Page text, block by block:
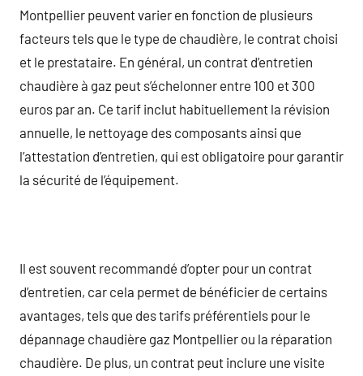
Montpellier peuvent varier en fonction de plusieurs
facteurs tels que le type de chaudière, le contrat choisi
et le prestataire. En général, un contrat d’entretien
chaudière à gaz peut s’échelonner entre 100 et 300
euros par an. Ce tarif inclut habituellement la révision
annuelle, le nettoyage des composants ainsi que
l’attestation d’entretien, qui est obligatoire pour garantir
la sécurité de l’équipement.
Il est souvent recommandé d’opter pour un contrat
d’entretien, car cela permet de bénéficier de certains
avantages, tels que des tarifs préférentiels pour le
dépannage chaudière gaz Montpellier ou la réparation
chaudière. De plus, un contrat peut inclure une visite